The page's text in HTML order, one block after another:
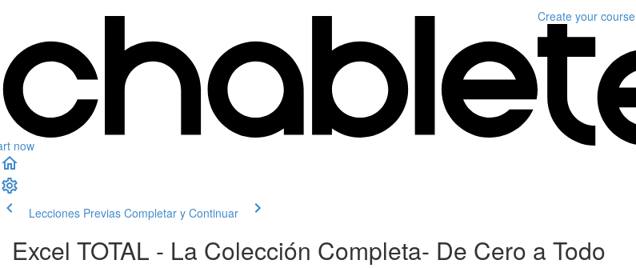
now
Create your course
Lecciones Previas Completar y Continuar
Excel TOTAL - La Colección Completa- De Cero a Todo